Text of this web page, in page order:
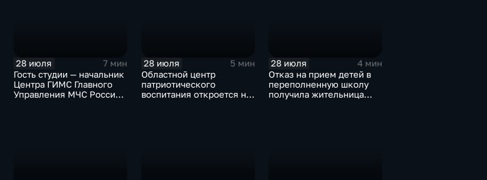
28 июля
7 мин
Гость студии — начальник
Центра ГИМС Главного
Управления МЧС России
28 июля
5 мин
Областной центр
патриотического
воспитания откроется на
28 июля
4 мин
Отказ на прием детей в
переполненную школу
получила жительница